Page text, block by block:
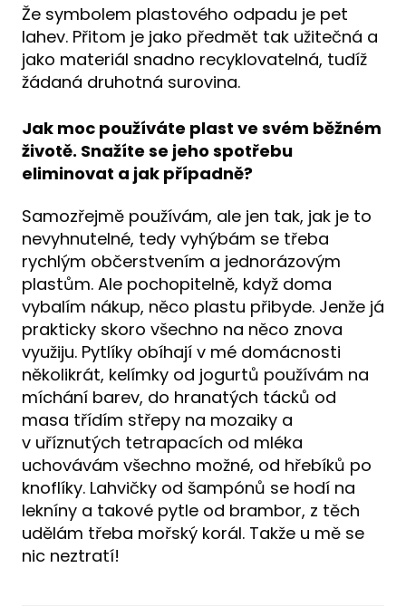
Že symbolem plastového odpadu je pet
lahev. Přitom je jako předmět tak užitečná a
jako materiál snadno recyklovatelná, tudíž
žádaná druhotná surovina.
Jak moc používáte plast ve svém běžném
životě. Snažíte se jeho spotřebu
eliminovat a jak případně?
Samozřejmě používám, ale jen tak, jak je to
nevyhnutelné, tedy vyhýbám se třeba
rychlým občerstvením a jednorázovým
plastům. Ale pochopitelně, když doma
vybalím nákup, něco plastu přibyde. Jenže já
prakticky skoro všechno na něco znova
využiju. Pytlíky obíhají v mé domácnosti
několikrát, kelímky od jogurtů používám na
míchání barev, do hranatých tácků od
masa třídím střepy na mozaiky a
v uříznutých tetrapacích od mléka
uchovávám všechno možné, od hřebíků po
knoflíky. Lahvičky od šampónů se hodí na
lekníny a takové pytle od brambor, z těch
udělám třeba mořský korál. Takže u mě se
nic neztratí!